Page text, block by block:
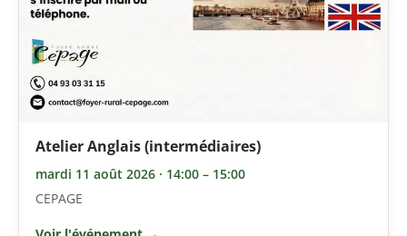
Atelier Anglais (intermédiaires)
mardi 11 août 2026 · 14:00 – 15:00
CEPAGE